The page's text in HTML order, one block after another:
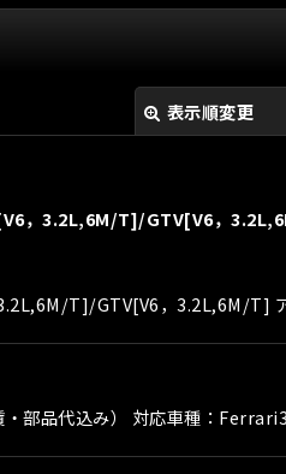
表示順変更
絞り込む
，3.2L,6M/T]/GTV[V6，
T]/GTV[V6，3.2L,6M/T]
部品代込み） 対応車種：